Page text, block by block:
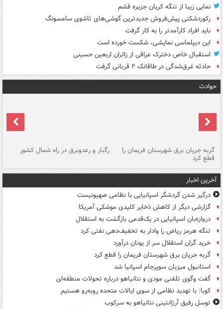
نمایی زیبا از تنگه کریان جزیره قشم
رکوردشکنی پیش‌فروش جدیدترین گوشی‌های تاشوی سامسونگ
باید افراد کارآمدتر را به کار گرفت
این دیپلماسی نمایشی، شکست خورده است
استقبال خاص دخترک عراقی از زائران اربعین حسینی
حادثه غرق‌شدگی در طاقانک ۲ قربانی گرفت
حوادث
گربه جریان برق شهرستان فریمان را
قطع کرد
رگبار و رعدوبرق در راه شمال کشور
آخرین اخبار
درگیر شدن گردشگر اسپانیایی با نظامی صهیونیست
گزارشی دیگر از کاهش ذخایر کلیدی موشکی آمریکا
دروازه‌بان اسپانیایی در یک‌قدمی بازگشت به استقلال
تنگه هرمز ریاض را وادار به تخفیف‌دهی نفتی کرد
خرید گران استقلال سر از یونان درآورد
گربه جریان برق شهرستان فریمان را قطع کرد
استانبول میزبان سوپرجام اسپانیا شد
گفت وگوی تلفنی مودی و نتانیاهو درباره تحولات منطقه‌ای
کوبا: با تهدید نظامی از سوی ایالات متحده روبه‌رو هستیم
توسل رفیق آرژانتینی نتانیاهو به سرکوب